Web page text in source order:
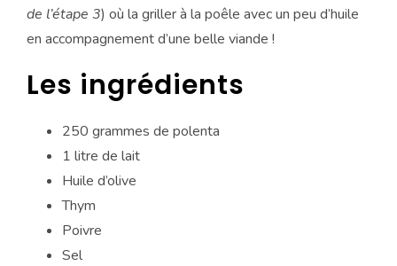
de l’étape 3) où la griller à la poêle avec un peu d’huile
en accompagnement d’une belle viande !
Les ingrédients
250 grammes de polenta
1 litre de lait
Huile d’olive
Thym
Poivre
Sel